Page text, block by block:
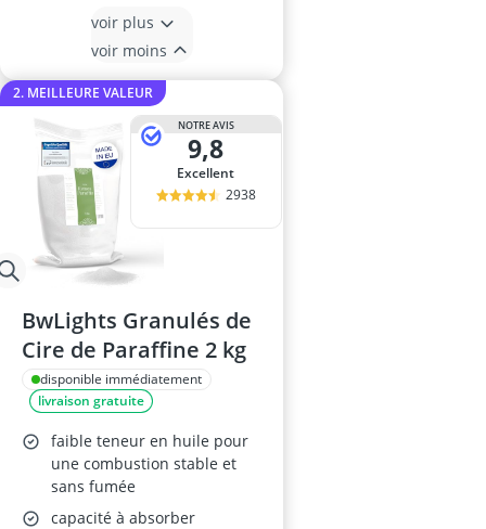
voir plus
voir moins
2. MEILLEURE VALEUR
NOTRE AVIS
9,8
Excellent
2938
BwLights Granulés de
Cire de Paraffine 2 kg
disponible immédiatement
livraison gratuite
faible teneur en huile pour
une combustion stable et
sans fumée
capacité à absorber